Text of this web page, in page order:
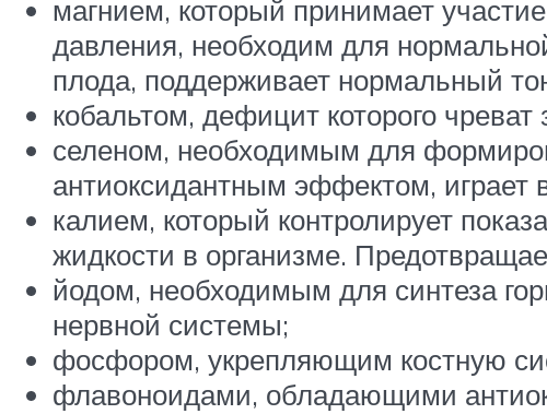
магнием, который принимает
давления, необходим для
плода, поддерживает нормальный
кобальтом, дефицит которого
селеном, необходимым для
антиоксидантным эффектом,
калием, который контролирует
жидкости в организме.
йодом, необходимым для синтеза
нервной системы;
фосфором, укрепляющим костную
флавоноидами, обладающими